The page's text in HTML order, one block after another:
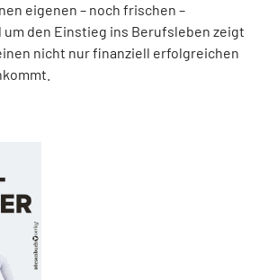
eigenen – noch frischen –
den Einstieg ins Berufsleben zeigt
nicht nur finanziell erfolgreichen